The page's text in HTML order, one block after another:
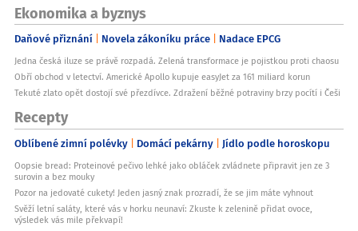
Ekonomika a byznys
Daňové přiznání Novela zákoníku práce Nadace EPCG
Jedna česká iluze se právě rozpadá. Zelená transformace je pojistkou proti chaosu
Obří obchod v letectví. Americké Apollo kupuje easyJet za 161 miliard korun
Tekuté zlato opět dostojí své přezdívce. Zdražení běžné potraviny brzy pocítí i Češi
Recepty
Oblíbené zimní polévky Domácí pekárny Jídlo podle horoskopu
Oopsie bread: Proteinové pečivo lehké jako obláček zvládnete připravit jen ze 3
surovin a bez mouky
Pozor na jedovaté cukety! Jeden jasný znak prozradí, že se jim máte vyhnout
Svěží letní saláty, které vás v horku neunaví: Zkuste k zelenině přidat ovoce,
výsledek vás mile překvapí!